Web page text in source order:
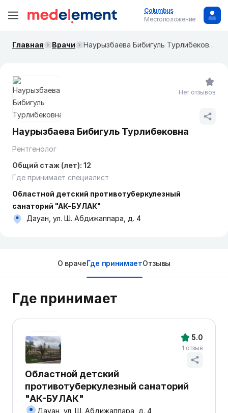
Columbus
Местоположение
Главная Врачи Наурызбаева Бибигуль Турлибековна
Наурызбаева Бибигуль Турлибековна
Рентгенолог
Общий стаж (лет): 12
Где принимает специалист
Областной детский противотуберкулезный
санаторий "АК-БУЛАК"
Дауан, ул. Ш. Абдижаппара, д. 4
Нет отзывов
О врачеГде принимаетОтзывы
Где принимает
Областной детский
противотуберкулезный санаторий
"АК-БУЛАК"
Дауан, ул. Ш. Абдижаппара, д. 4
5.0
1 отзыв